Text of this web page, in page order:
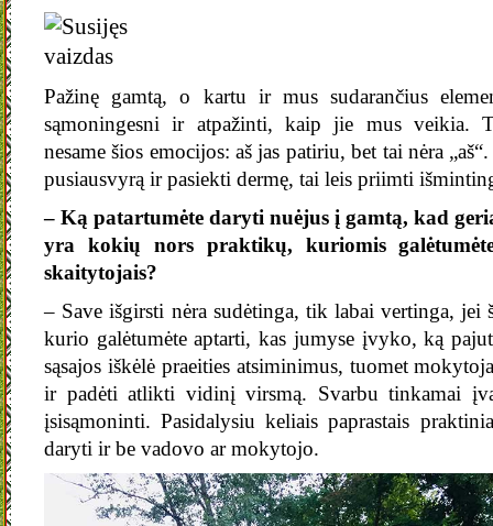
Pažinę gamtą, o kartu ir mus sudarančius
sąmoningesni ir atpažinti, kaip jie mus veikia.
nesame šios emocijos: aš jas patiriu, bet tai nėra
pusiausvyrą ir pasiekti dermę, tai leis priimti
– Ką patartumėte daryti nuėjus į gamtą, kad
yra kokių nors praktikų, kuriomis
skaitytojais?
– Save išgirsti nėra sudėtinga, tik labai vertinga, jei
kurio galėtumėte aptarti, kas jumyse įvyko, ką
sąsajos iškėlė praeities atsiminimus, tuomet
ir padėti atlikti vidinį virsmą. Svarbu tinkamai
įsisąmoninti. Pasidalysiu keliais paprastais
daryti ir be vadovo ar mokytojo.